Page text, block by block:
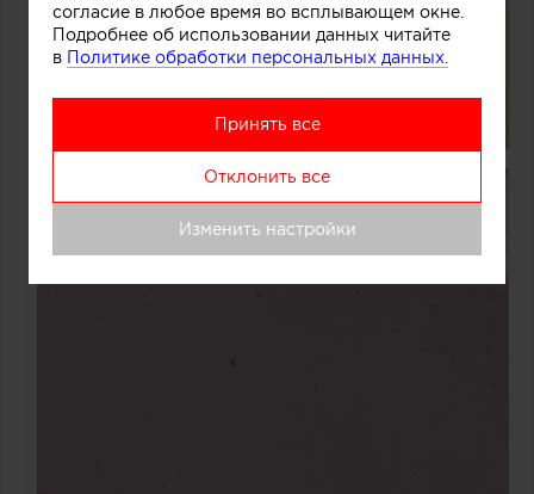
согласие в любое время во всплывающем окне.
Подробнее об использовании данных читайте
в Политике обработки персональных данных.
Принять все
Отклонить все
Изменить настройки